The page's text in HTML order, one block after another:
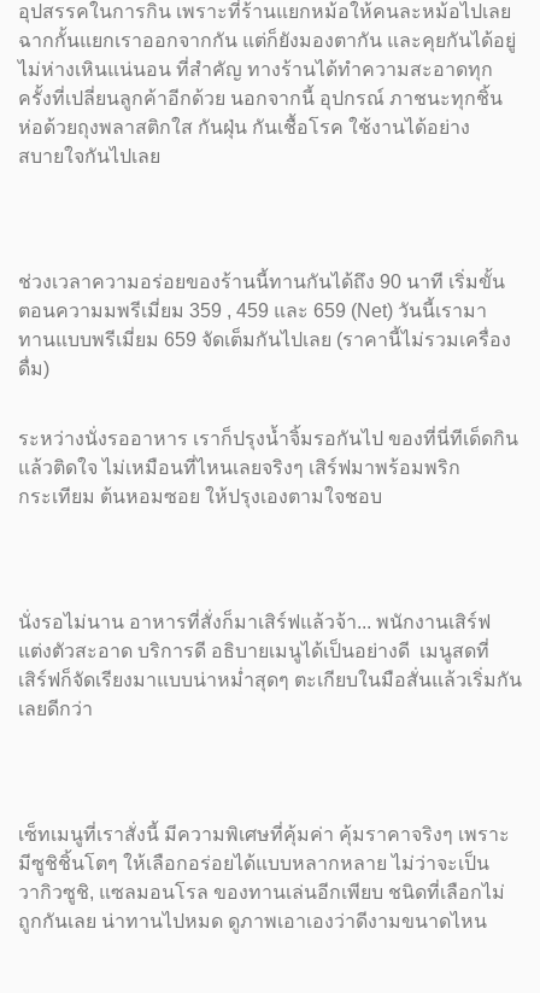
อุปสรรคในการกิน เพราะที่ร้านแยกหม้อให้คนละหม้อไปเลย
ฉากกั้นแยกเราออกจากกัน แต่ก็ยังมองตากัน และคุยกันได้อยู่
ไม่ห่างเหินแน่นอน ที่สำคัญ ทางร้านได้ทำความสะอาดทุก
ครั้งที่เปลี่ยนลูกค้าอีกด้วย นอกจากนี้ อุปกรณ์ ภาชนะทุกชิ้น
ห่อด้วยถุงพลาสติกใส กันฝุ่น กันเชื้อโรค ใช้งานได้อย่าง
สบายใจกันไปเลย
ช่วงเวลาความอร่อยของร้านนี้ทานกันได้ถึง 90 นาที เริ่มขั้น
ตอนความมพรีเมี่ยม 359 , 459 และ 659 (Net) วันนี้เรามา
ทานแบบพรีเมี่ยม 659 จัดเต็มกันไปเลย (ราคานี้ไม่รวมเครื่อง
ดื่ม)
ระหว่างนั่งรออาหาร เราก็ปรุงน้ำจิ้มรอกันไป ของที่นี่ทีเด็ดกิน
แล้วติดใจ ไม่เหมือนที่ไหนเลยจริงๆ เสิร์ฟมาพร้อมพริก
กระเทียม ต้นหอมซอย ให้ปรุงเองตามใจชอบ
นั่งรอไม่นาน อาหารที่สั่งก็มาเสิร์ฟแล้วจ้า... พนักงานเสิร์ฟ
แต่งตัวสะอาด บริการดี อธิบายเมนูได้เป็นอย่างดี เมนูสดที่
เสิร์ฟก็จัดเรียงมาแบบน่าหม่ำสุดๆ ตะเกียบในมือสั่นแล้วเริ่มกัน
เลยดีกว่า
เซ็ทเมนูที่เราสั่งนี้ มีความพิเศษที่คุ้มค่า คุ้มราคาจริงๆ เพราะ
มีซูชิชิ้นโตๆ ให้เลือกอร่อยได้แบบหลากหลาย ไม่ว่าจะเป็น
วากิวซูชิ, แซลมอนโรล ของทานเล่นอีกเพียบ ชนิดที่เลือกไม่
ถูกกันเลย น่าทานไปหมด ดูภาพเอาเองว่าดีงามขนาดไหน